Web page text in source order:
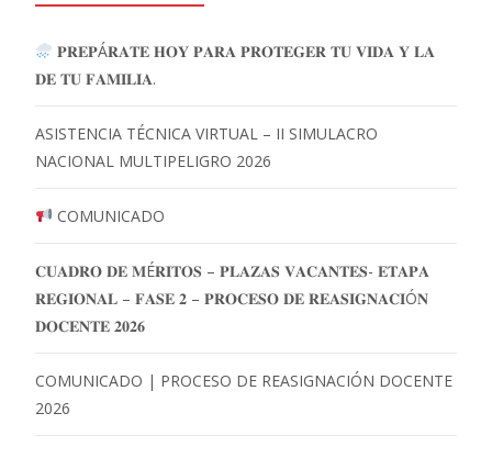
𝐏𝐑𝐄𝐏Á𝐑𝐀𝐓𝐄 𝐇𝐎𝐘 𝐏𝐀𝐑𝐀 𝐏𝐑𝐎𝐓𝐄𝐆𝐄𝐑 𝐓𝐔 𝐕𝐈𝐃𝐀 𝐘 𝐋𝐀
𝐃𝐄 𝐓𝐔 𝐅𝐀𝐌𝐈𝐋𝐈𝐀.
ASISTENCIA TÉCNICA VIRTUAL – II SIMULACRO
NACIONAL MULTIPELIGRO 2026
COMUNICADO
𝐂𝐔𝐀𝐃𝐑𝐎 𝐃𝐄 𝐌É𝐑𝐈𝐓𝐎𝐒 – 𝐏𝐋𝐀𝐙𝐀𝐒 𝐕𝐀𝐂𝐀𝐍𝐓𝐄𝐒- 𝐄𝐓𝐀𝐏𝐀
𝐑𝐄𝐆𝐈𝐎𝐍𝐀𝐋 – 𝐅𝐀𝐒𝐄 𝟐 – 𝐏𝐑𝐎𝐂𝐄𝐒𝐎 𝐃𝐄 𝐑𝐄𝐀𝐒𝐈𝐆𝐍𝐀𝐂𝐈Ó𝐍
𝐃𝐎𝐂𝐄𝐍𝐓𝐄 𝟐𝟎𝟐𝟔
COMUNICADO | PROCESO DE REASIGNACIÓN DOCENTE
2026